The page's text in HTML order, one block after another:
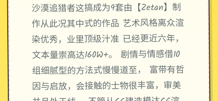
沙漠追猎者这搞成为9套由【Zetan】制
作从此况其中式的作品 艺术风格离众渲
染优秀，业里顶级汁准 已经更近六年，
文本量崇高达160W+。 剧情与情感借10
组细腻型的方法式慢慢道至， 富带有哲
因与启放，会接触的士物很丰富，审美